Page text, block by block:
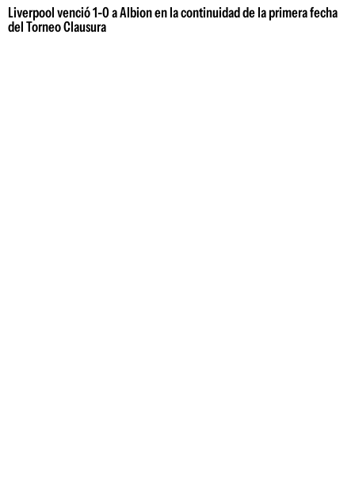
Liverpool venció 1-0 a Albion en la continuidad de la primera fecha
del Torneo Clausura